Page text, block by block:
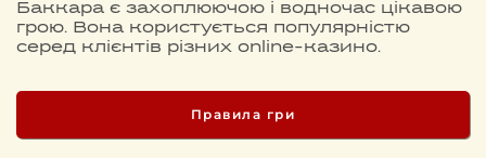
Баккара є захоплюючою і водночас цікавою
грою. Вона користується популярністю
серед клієнтів різних online-казино.
Правила гри